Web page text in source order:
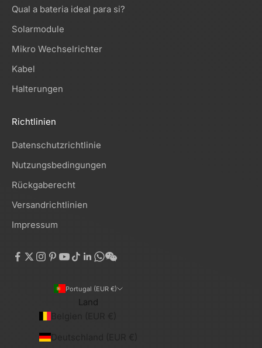
Qual a bateria ideal para si?
Solarmodule
Mikro Wechselrichter
Kabel
Halterungen
Richtlinien
Datenschutzrichtlinie
Nutzungsbedingungen
Rückgaberecht
Versandrichtlinien
Impressum
Portugal (EUR €)
Land